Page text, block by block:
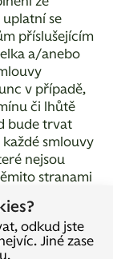
odkud jste
Jiné zase
uplatní se
příslušejícím
a/anebo
v případě,
či lhůtě
bude trvat
každé smlouvy
nejsou
stranami
se rozumí